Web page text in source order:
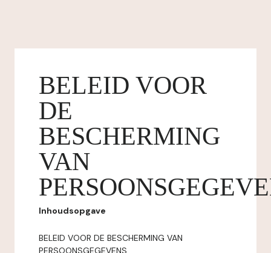
BELEID VOOR
DE
BESCHERMING
VAN
Inhoudsopgave
BELEID VOOR DE BESCHERMING VAN
PERSOONSGEGEVENS